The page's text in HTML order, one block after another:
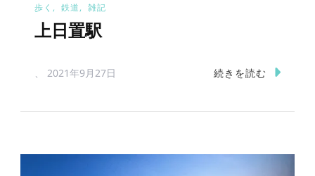
歩く
鉄道 雑記
上日置駅
、 2021年9月27日 続きを読む